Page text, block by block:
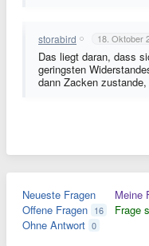
storabird 18. Oktober
Das liegt daran, dass
geringsten
dann Zacken zustande,
Neueste Fragen
Offene Fragen 16
Ohne Antwort 0
Meine
Frage